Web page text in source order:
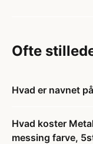
Ofte
Hvad er navnet
Hvad koster
messing farve,